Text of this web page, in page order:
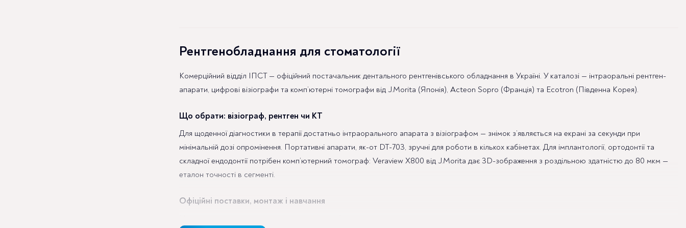
Рентгенобладнання для стоматології
Комерційний відділ ІПСТ — офіційний постачальник дентального рентгенівського обладнання в Україні. У каталозі — інтраоральні рентген-
апарати, цифрові візіографи та комп’ютерні томографи від J.Morita (Японія), Acteon Sopro (Франція) та Ecotron (Південна Корея).
Що обрати: візіограф, рентген чи КТ
Для щоденної діагностики в терапії достатньо інтраорального апарата з візіографом — знімок з’являється на екрані за секунди при
мінімальній дозі опромінення. Портативні апарати, як-от DT-703, зручні для роботи в кількох кабінетах. Для імплантології, ортодонтії та
складної ендодонтії потрібен комп’ютерний томограф: Veraview X800 від J.Morita дає 3D-зображення з роздільною здатністю до 80 мкм —
еталон точності в сегменті.
Офіційні поставки, монтаж і навчання